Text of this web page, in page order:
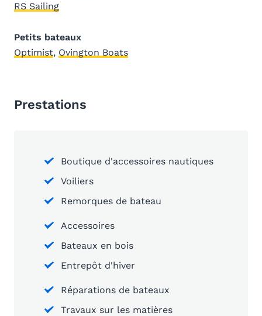
RS Sailing
Petits bateaux
Optimist, Ovington Boats
Prestations
Boutique d'accessoires nautiques
Voiliers
Remorques de bateau
Accessoires
Bateaux en bois
Entrepôt d'hiver
Réparations de bateaux
Travaux sur les matières